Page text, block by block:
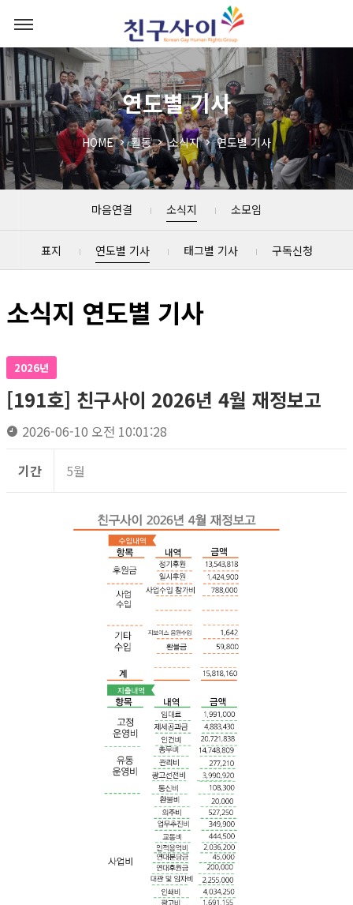
연도별 기사
HOME 활동 소식지 연도별 기사
마음연결 소식지 소모임
표지 연도별 기사 태그별 기사 구독신청
소식지 연도별 기사
2026년
[191호] 친구사이 2026년 4월 재정보고
2026-06-10 오전 10:01:28
기간 5월